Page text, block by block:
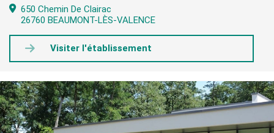
650 Chemin De Clairac
26760 BEAUMONT-LÈS-VALENCE
Visiter l'établissement